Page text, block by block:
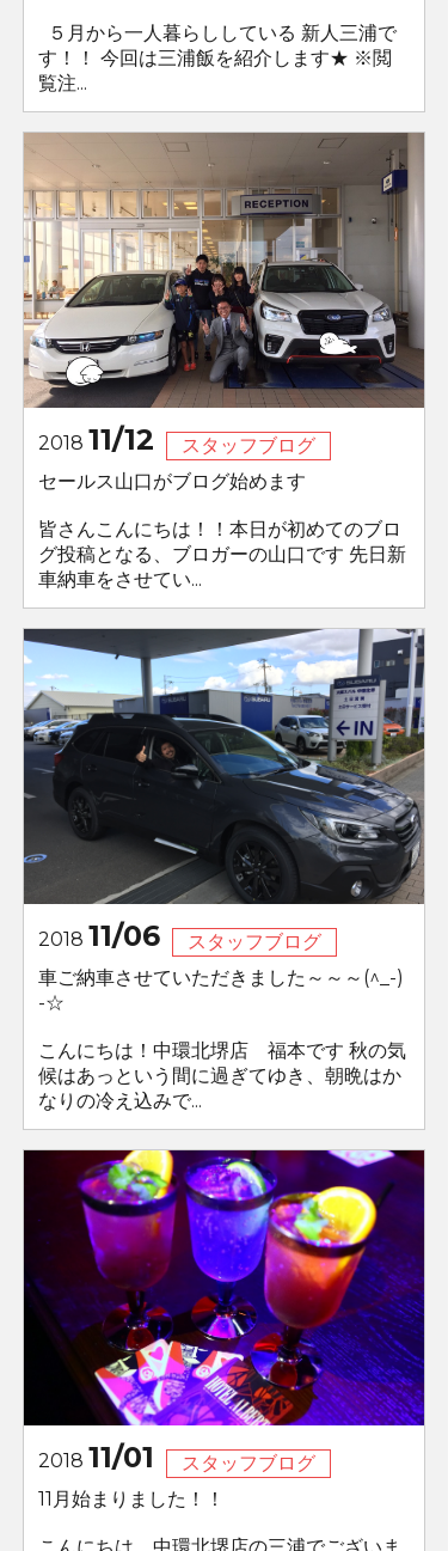
５月から一人暮らししている 新人三浦で
す！！ 今回は三浦飯を紹介します★ ※閲
覧注...
2018 11/12
スタッフブログ
セールス山口がブログ始めます
皆さんこんにちは！！本日が初めてのブロ
グ投稿となる、ブロガーの山口です 先日新
車納車をさせてい...
2018 11/06
スタッフブログ
車ご納車させていただきました～～～(^_-)
-☆
こんにちは！中環北堺店 福本です 秋の気
候はあっという間に過ぎてゆき、朝晩はか
なりの冷え込みで...
2018 11/01
スタッフブログ
11月始まりました！！